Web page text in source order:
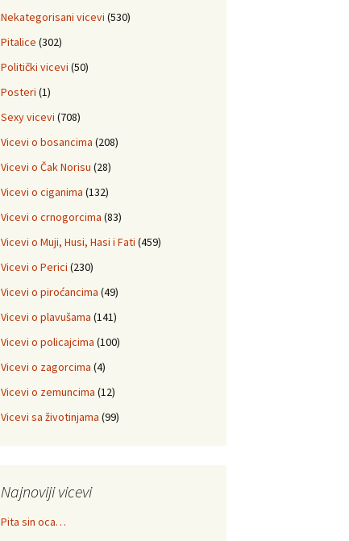
Nekategorisani vicevi (530)
Pitalice (302)
Politički vicevi (50)
Posteri (1)
Sexy vicevi (708)
Vicevi o bosancima (208)
Vicevi o Čak Norisu (28)
Vicevi o ciganima (132)
Vicevi o crnogorcima (83)
Vicevi o Muji, Husi, Hasi i Fati (459)
Vicevi o Perici (230)
Vicevi o piroćancima (49)
Vicevi o plavušama (141)
Vicevi o policajcima (100)
Vicevi o zagorcima (4)
Vicevi o zemuncima (12)
Vicevi sa životinjama (99)
Najnoviji vicevi
Pita sin oca…